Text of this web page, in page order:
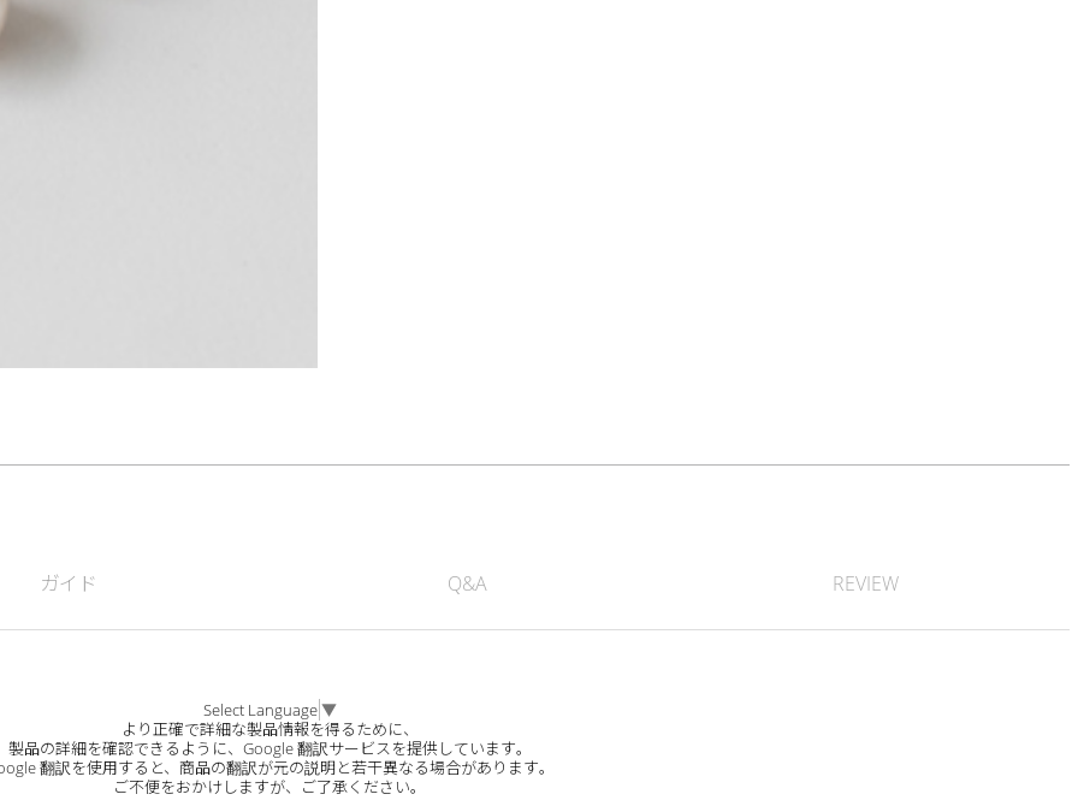
ガイド Q&A REVIEW
Select Language▼
より正確で詳細な製品情報を得るために、
製品の詳細を確認できるように、Google 翻訳サービスを提供しています。
翻訳を使用すると、商品の翻訳が元の説明と若干異なる場合があります。
ご不便をおかけしますが、ご了承ください。